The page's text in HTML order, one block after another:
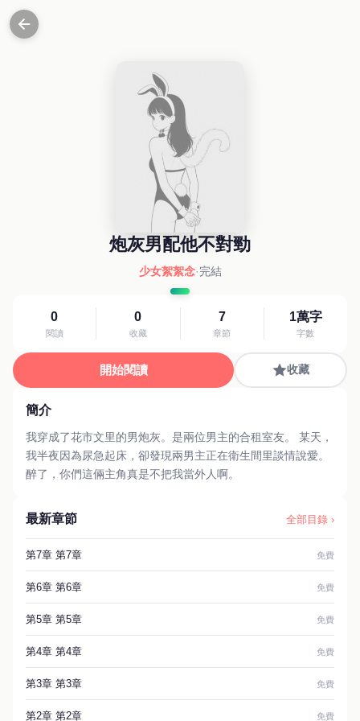
炮灰男配他不對勁
少女絮絮念·完結
0
閱讀
0
收藏
7
章節
1萬字
字數
開始閱讀 收藏
簡介
我穿成了花市文里的男炮灰。是兩位男主的合租室友。 某天，
我半夜因為尿急起床，卻發現兩男主正在衛生間里談情說愛。
醉了，你們這倆主角真是不把我當外人啊。
最新章節 全部目錄 ›
第7章 第7章 免費
第6章 第6章 免費
第5章 第5章 免費
第4章 第4章 免費
第3章 第3章 免費
第2章 第2章 免費